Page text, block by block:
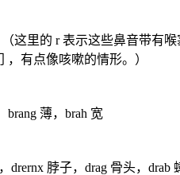
（这里的 r 表示这些鼻音带有
，有点像咳嗽的情形。）
brang 薄，brah 宽
drernx 脖子，drag 骨头，drab